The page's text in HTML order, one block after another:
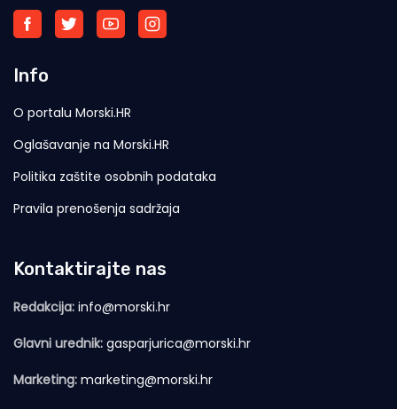
Info
O portalu Morski.HR
Oglašavanje na Morski.HR
Politika zaštite osobnih podataka
Pravila prenošenja sadržaja
Kontaktirajte nas
Redakcija: info@morski.hr
Glavni urednik: gasparjurica@morski.hr
Marketing: marketing@morski.hr